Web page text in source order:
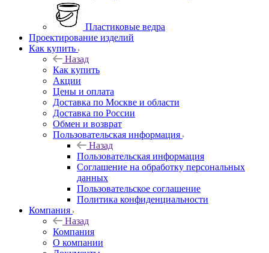
Пластиковые ведра
Проектирование изделий
Как купить
Назад
Как купить
Акции
Цены и оплата
Доставка по Москве и области
Доставка по России
Обмен и возврат
Пользовательская информация
Назад
Пользовательская информация
Соглашение на обработку персональных
данных
Пользовательское соглашение
Политика конфиденциальности
Компания
Назад
Компания
О компании